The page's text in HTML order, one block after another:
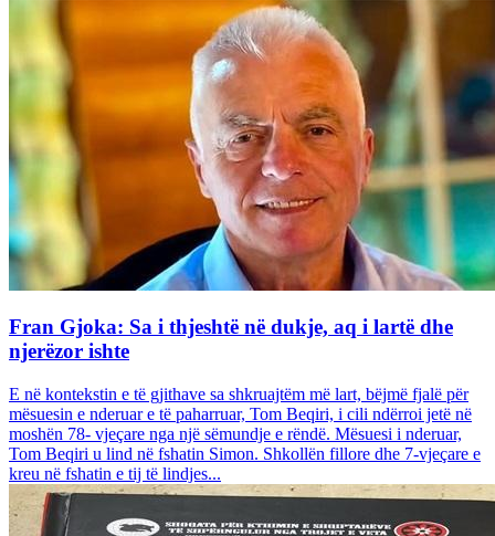
Fran Gjoka: Sa i thjeshtë në dukje, aq i lartë dhe
njerëzor ishte
E në kontekstin e të gjithave sa shkruajtëm më lart, bëjmë fjalë për
mësuesin e nderuar e të paharruar, Tom Beqiri, i cili ndërroi jetë në
moshën 78- vjeçare nga një sëmundje e rëndë. Mësuesi i nderuar,
Tom Beqiri u lind në fshatin Simon. Shkollën fillore dhe 7-vjeçare e
kreu në fshatin e tij të lindjes...